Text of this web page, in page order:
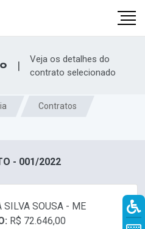
|
Veja os detalhes do
contrato selecionado
Contratos
- 001/2022
SILVA SOUSA - ME
R$ 72.646,00